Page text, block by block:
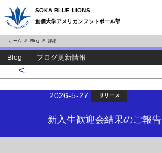
SOKA BLUE LIONS
創価大学アメリカンフットボール部
ホーム Blog 詳細
Blog ブログ更新情報
<
2026-5-27 リリース
新入生歓迎会結果のご報告